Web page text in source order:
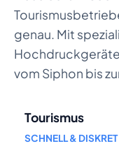
genau. Mit
vom Siphon bis
Tourismus
SCHNELL & DISKRET